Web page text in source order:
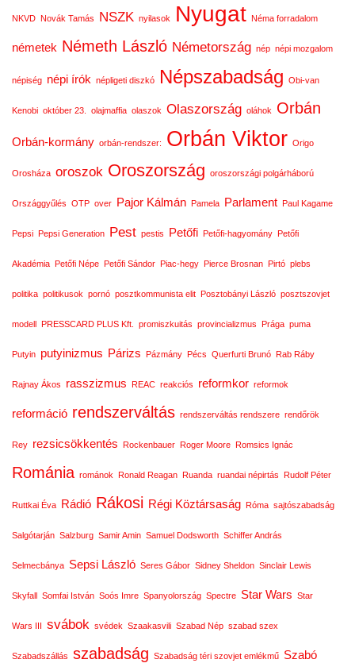
NKVD Novák Tamás NSZK nyilasok Nyugat Néma forradalom
németek Németh László Németország nép népi mozgalom
népiség népi írók népligeti diszkó Népszabadság Obi-van
Kenobi október 23. olajmaffia olaszok Olaszország oláhok Orbán
Orbán-kormány orbán-rendszer: Orbán Viktor Origo
Orosháza oroszok Oroszország oroszországi polgárháború
Országgyűlés OTP over Pajor Kálmán Pamela Parlament Paul Kagame
Pepsi Pepsi Generation Pest pestis Petőfi Petőfi-hagyomány Petőfi
Akadémia Petőfi Népe Petőfi Sándor Piac-hegy Pierce Brosnan Pirtó plebs
politika politikusok pornó posztkommunista elit Posztobányi László posztszovjet
modell PRESSCARD PLUS Kft. promiszkuitás provincializmus Prága puma
Putyin putyinizmus Párizs Pázmány Pécs Querfurti Brunó Rab Ráby
Rajnay Ákos rasszizmus REAC reakciós reformkor reformok
reformáció rendszerváltás rendszerváltás rendszere rendőrök
Rey rezsicsökkentés Rockenbauer Roger Moore Romsics Ignác
Románia románok Ronald Reagan Ruanda ruandai népirtás Rudolf Péter
Ruttkai Éva Rádió Rákosi Régi Köztársaság Róma sajtószabadság
Salgótarján Salzburg Samir Amin Samuel Dodsworth Schiffer András
Selmecbánya Sepsi László Seres Gábor Sidney Sheldon Sinclair Lewis
Skyfall Somfai István Soós Imre Spanyolország Spectre Star Wars Star
Wars III svábok svédek Szaakasvili Szabad Nép szabad szex
Szabadszállás szabadság Szabadság téri szovjet emlékmű Szabó